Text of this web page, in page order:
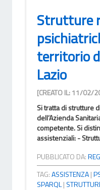
Strutture
territorio
Lazio
[CREATO IL: 11/02/
Si tratta di strutture
dell’Azienda
competente. Si
assistenziali: -
PUBBLICATO DA:
TAG:ASSISTENZA|
SPARQL|